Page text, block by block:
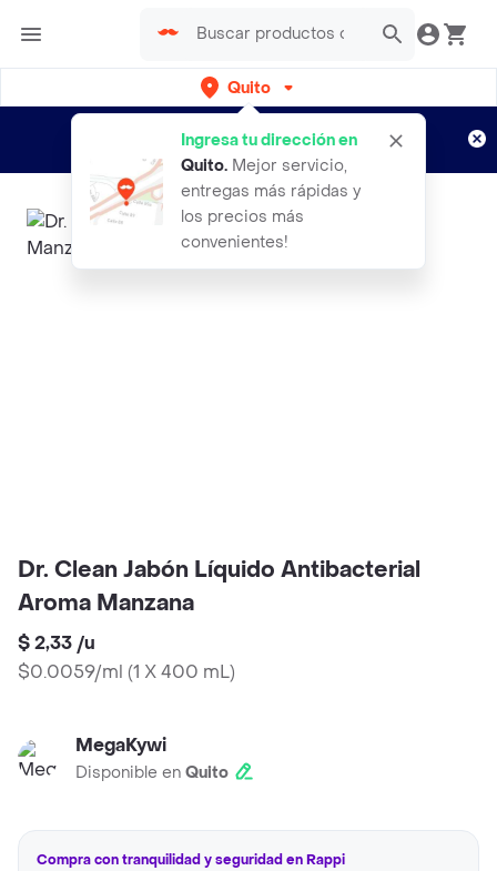
Quito
Ingresa tu dirección en
Quito. Mejor servicio,
entregas más rápidas y
los precios más
convenientes!
envíos gratis por semanas
Aplican TyC
Dr. Clean Jabón Líquido Antibacterial
Aroma Manzana
$ 2,33 /u
$0.0059/ml (1 X 400 mL)
MegaKywi
Disponible en Quito
Compra con tranquilidad y seguridad en Rappi